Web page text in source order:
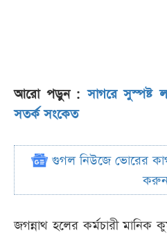
আরো পড়ুন :সাগরে সুস্পষ্ট
সতর্ক সংকেত
গুগল নিউজে ভোরের
জগন্নাথ হলের কর্মচারী